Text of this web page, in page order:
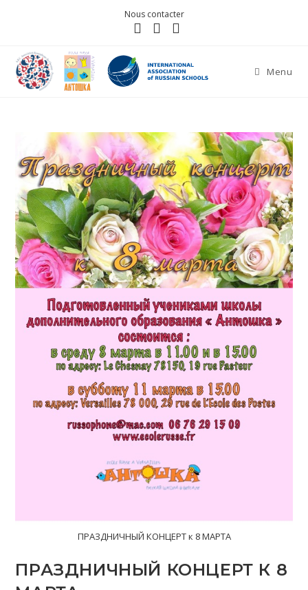
Nous contacter
Menu
ПРАЗДНИЧНЫЙ КОНЦЕРТ к 8 МАРТА
ПРАЗДНИЧНЫЙ КОНЦЕРТ К 8